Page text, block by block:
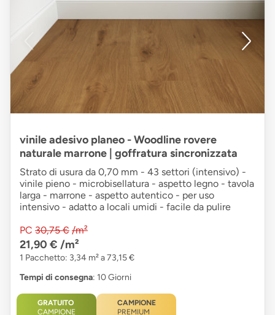
vinile adesivo planeo - Woodline rovere
naturale marrone | goffratura sincronizzata
Strato di usura da 0,70 mm - 43 settori (intensivo) -
vinile pieno - microbisellatura - aspetto legno - tavola
larga - marrone - aspetto autentico - per uso
intensivo - adatto a locali umidi - facile da pulire
PC 30,75 € /m²
21,90 € /m²
1 Pacchetto: 3,34 m² a 73,15 €
Tempi di consegna: 10 Giorni
GRATUITO
CAMPIONE
CAMPIONE
PREMIUM